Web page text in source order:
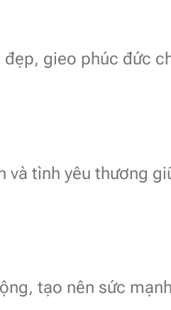
gieo phúc đức
và tình yêu thương
tạo nên sức